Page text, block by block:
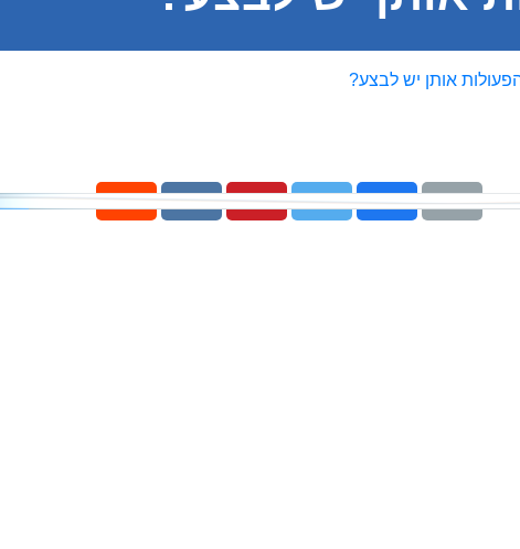
אותן יש לבצע?